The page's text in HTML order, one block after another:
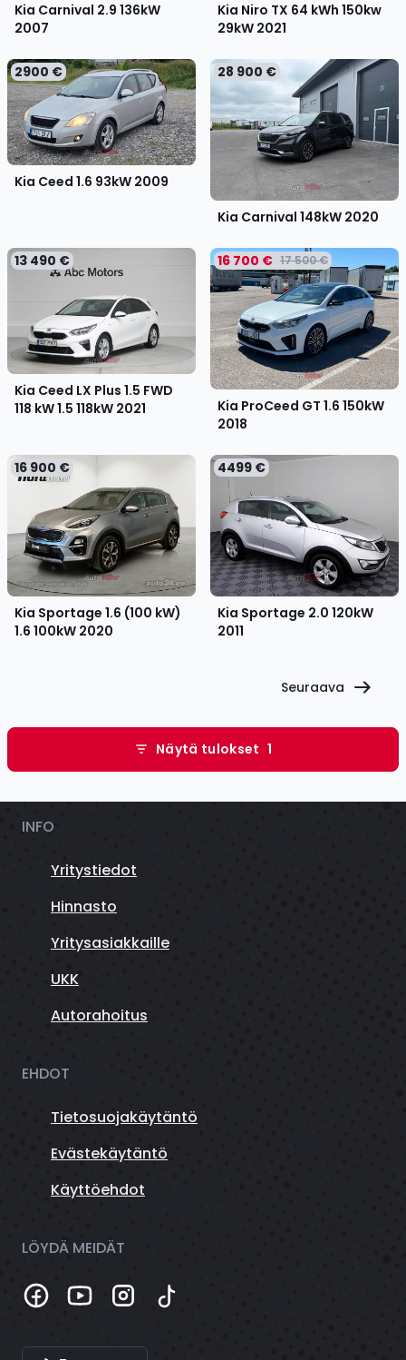
Kia Carnival 2.9 136kW
2007
Kia Niro TX 64 kWh 150kw
29kW 2021
2900 €
Kia Ceed 1.6 93kW 2009
28 900 €
Kia Carnival 148kW 2020
13 490 €
Kia Ceed LX Plus 1.5 FWD
118 kW 1.5 118kW 2021
16 700 € 17 500 €
Kia ProCeed GT 1.6 150kW
2018
16 900 €
Kia Sportage 1.6 (100 kW)
1.6 100kW 2020
4499 €
Kia Sportage 2.0 120kW
2011
Seuraava
Näytä tulokset 1
INFO
Yritystiedot
Hinnasto
Yritysasiakkaille
UKK
Autorahoitus
EHDOT
Tietosuojakäytäntö
Evästekäytäntö
Käyttöehdot
LÖYDÄ MEIDÄT